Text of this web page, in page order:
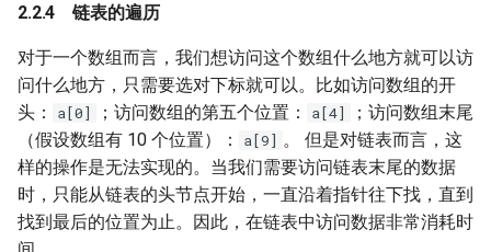
链表的遍历
对于一个数组而言，我们想访问这个数组什么地方就可以访
问什么地方，只需要选对下标就可以。比如访问数组的开
头：
a[0] ；访问数组的第五个位置： a[4]
；访问数组末尾
（假设数组有 10 个位置）：
a[9] 。 但是对链表而言，这
样的操作是无法实现的。当我们需要访问链表末尾的数据
时，只能从链表的头节点开始，一直沿着指针往下找，直到
找到最后的位置为止。因此，在链表中访问数据非常消耗时